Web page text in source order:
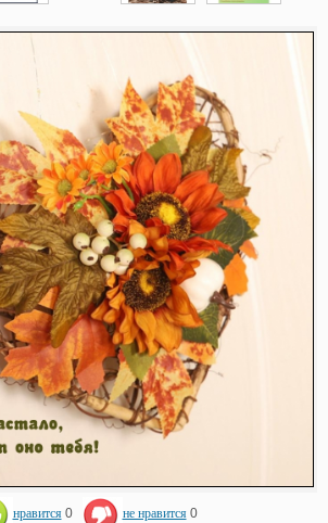
нравится 0 не нравится 0